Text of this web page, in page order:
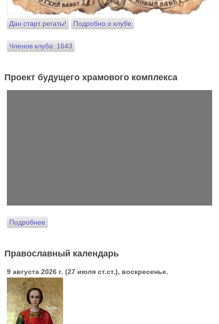
Дан старт регаты! Подробно о клубе
Членов клуба: 1643
Проект будущего храмового комплекса
Подробнее
Православный календарь
9 августа 2026 г. (27 июля ст.ст.), воскресенье.